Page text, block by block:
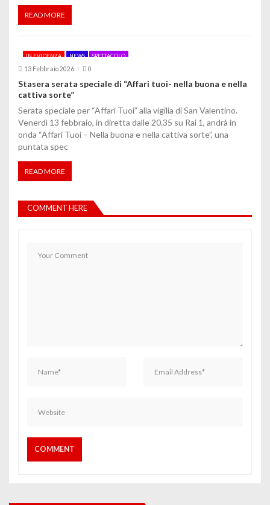
READ MORE
IN EVIDENZA NEWS SPETTACOLO
13 Febbraio 2026 0
Stasera serata speciale di “Affari tuoi- nella buona e nella
cattiva sorte”
Serata speciale per “Affari Tuoi” alla vigilia di San Valentino.
Venerdì 13 febbraio, in diretta dalle 20.35 su Rai 1, andrà in
onda “Affari Tuoi – Nella buona e nella cattiva sorte”, una
puntata spec
READ MORE
COMMENT HERE